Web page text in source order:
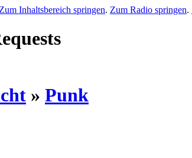
Zum Inhaltsbereich springen. Zum Radio springen.
» Punk